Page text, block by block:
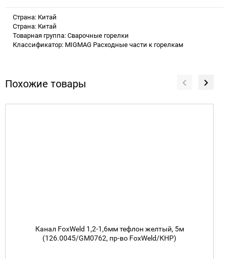
Страна: Китай
Страна: Китай
Товарная группа: Сварочные горелки
Классификатор: MIGMAG Расходные части к горелкам
Похожие товары
Канал FoxWeld 1,2-1,6мм тефлон желтый, 5м
(126.0045/GM0762, пр-во FoxWeld/КНР)